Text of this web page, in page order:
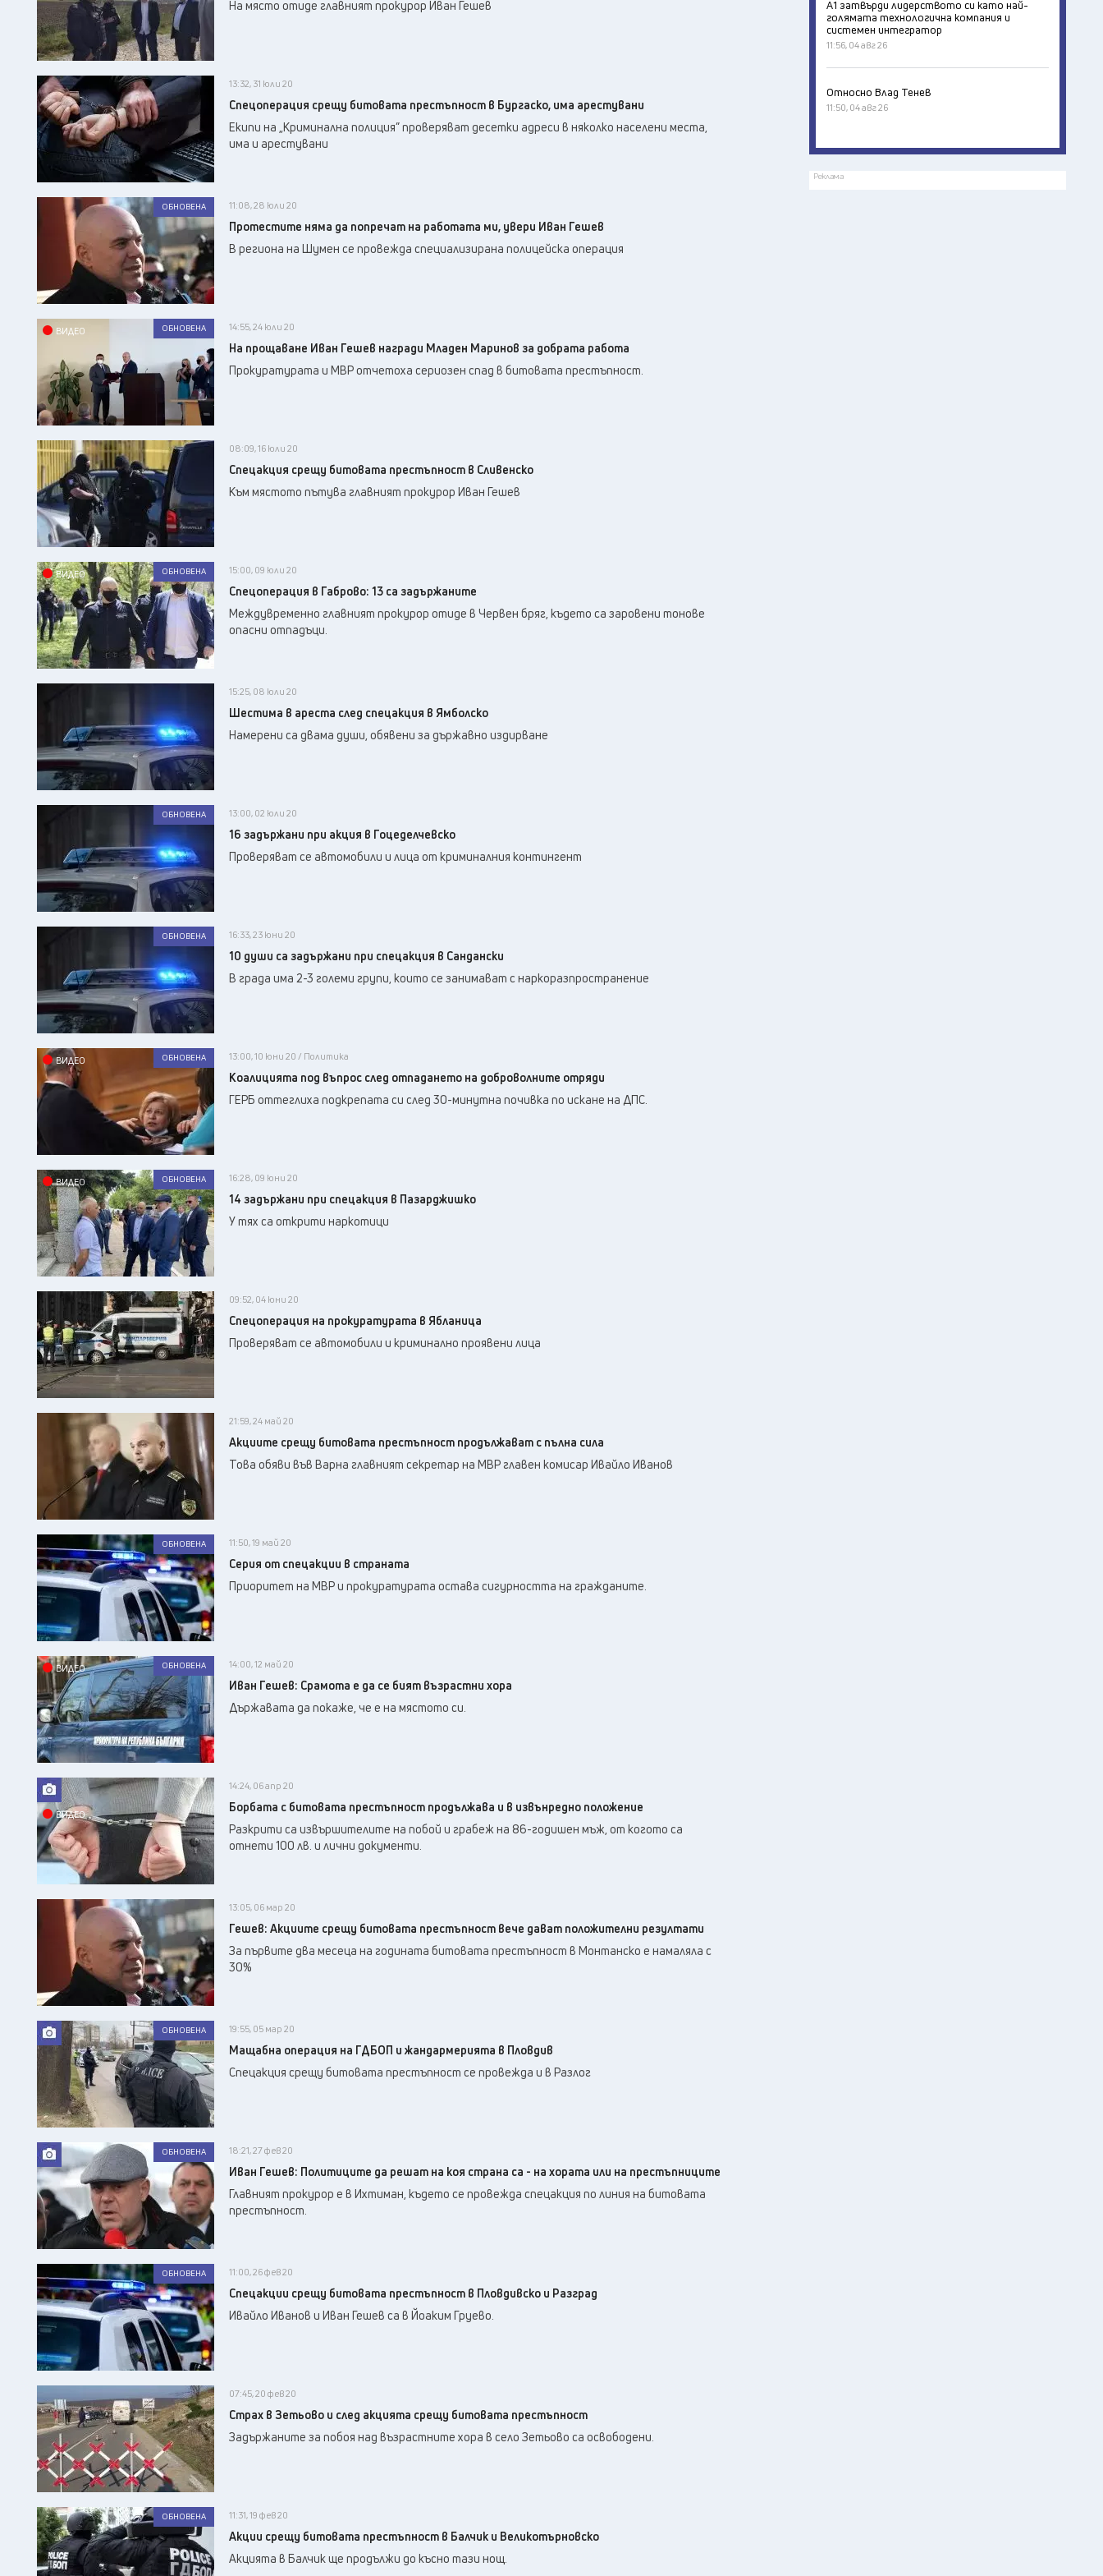
Перник, 22°C
Русе , 27 °C
Силистра, 27°C
Търговище 26°C
Хасково 24°C
На място отиде главният прокурор Иван Гешев
13:32, 31 юли 20
Спецоперация срещу битовата престъпност в Бургаско, има арестувани
Екипи на „Криминална полиция” проверяват десетки адреси в няколко населени места,
има и арестувани
ОБНОВЕНА 11:08, 28 юли 20
Протестите няма да попречат на работата ми, увери Иван Гешев
В региона на Шумен се провежда специализирана полицейска операция
ВИДЕО ОБНОВЕНА 14:55, 24 юли 20
На прощаване Иван Гешев награди Младен Маринов за добрата работа
Прокуратурата и МВР отчетоха сериозен спад в битовата престъпност.
08:09, 16 юли 20
Спецакция срещу битовата престъпност в Сливенско
Към мястото пътува главният прокурор Иван Гешев
ВИДЕО ОБНОВЕНА 15:00, 09 юли 20
Спецоперация в Габрово: 13 са задържаните
Междувременно главният прокурор отиде в Червен бряг, където са заровени тонове
опасни отпадъци.
15:25, 08 юли 20
Шестима в ареста след спецакция в Ямболско
Намерени са двама души, обявени за държавно издирване
ОБНОВЕНА 13:00, 02 юли 20
16 задържани при акция в Гоцеделчевско
Проверяват се автомобили и лица от криминалния контингент
ОБНОВЕНА 16:33, 23 юни 20
10 души са задържани при спецакция в Сандански
В града има 2-3 големи групи, които се занимават с наркоразпространение
ВИДЕО ОБНОВЕНА 13:00, 10 юни 20 / Политика
Коалицията под въпрос след отпадането на доброволните отряди
ГЕРБ оттеглиха подкрепата си след 30-минутна почивка по искане на ДПС.
ВИДЕО ОБНОВЕНА 16:28, 09 юни 20
14 задържани при спецакция в Пазарджишко
У тях са открити наркотици
09:52, 04 юни 20
Спецоперация на прокуратурата в Ябланица
Проверяват се автомобили и криминално проявени лица
21:59, 24 май 20
Акциите срещу битовата престъпност продължават с пълна сила
Това обяви във Варна главният секретар на МВР главен комисар Ивайло Иванов
ОБНОВЕНА 11:50, 19 май 20
Серия от спецакции в страната
Приоритет на МВР и прокуратурата остава сигурността на гражданите.
ВИДЕО ОБНОВЕНА 14:00, 12 май 20
Иван Гешев: Срамота е да се бият възрастни хора
Държавата да покаже, че е на мястото си.
ВИДЕО
14:24, 06 апр 20
Борбата с битовата престъпност продължава и в извънредно положение
Разкрити са извършителите на побой и грабеж на 86-годишен мъж, от когото са
отнети 100 лв. и лични документи.
13:05, 06 мар 20
Гешев: Акциите срещу битовата престъпност вече дават положителни резултати
За първите два месеца на годината битовата престъпност в Монтанско е намаляла с
30%
ОБНОВЕНА 19:55, 05 мар 20
Мащабна операция на ГДБОП и жандармерията в Пловдив
Спецакция срещу битовата престъпност се провежда и в Разлог
ОБНОВЕНА 18:21, 27 фев 20
Иван Гешев: Политиците да решат на коя страна са - на хората или на престъпниците
Главният прокурор е в Ихтиман, където се провежда спецакция по линия на битовата
престъпност.
ОБНОВЕНА 11:00, 26 фев 20
Спецакции срещу битовата престъпност в Пловдивско и Разград
Ивайло Иванов и Иван Гешев са в Йоаким Груево.
07:45, 20 фев 20
Страх в Зетьово и след акцията срещу битовата престъпност
Задържаните за побоя над възрастните хора в село Зетьово са освободени.
ОБНОВЕНА 11:31, 19 фев 20
Акции срещу битовата престъпност в Балчик и Великотърновско
Акцията в Балчик ще продължи до късно тази нощ.
А1 затвърди лидерството си като най-
голямата технологична компания и
системен интегратор
11:56, 04 авг 26
Относно Влад Тенев
11:50, 04 авг 26
Реклама